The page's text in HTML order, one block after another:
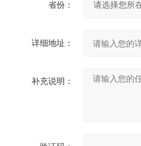
省份：
详细地址：
补充说明：